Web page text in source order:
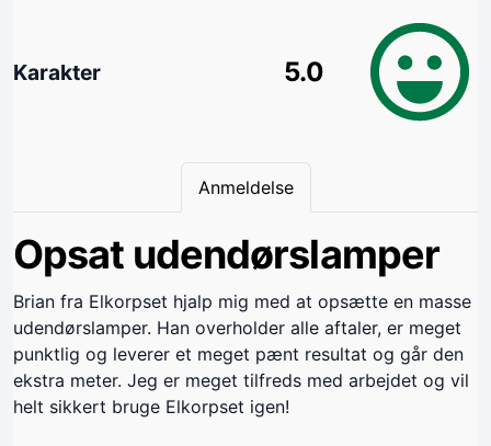
Karakter 5.0
Anmeldelse
Opsat udendørslamper
Brian fra Elkorpset hjalp mig med at opsætte en masse
udendørslamper. Han overholder alle aftaler, er meget
punktlig og leverer et meget pænt resultat og går den
ekstra meter. Jeg er meget tilfreds med arbejdet og vil
helt sikkert bruge Elkorpset igen!